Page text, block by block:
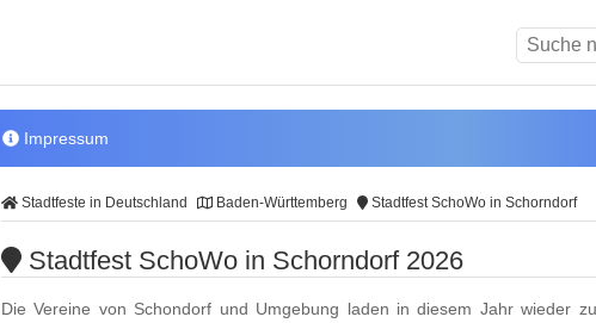
Impressum
Stadtfeste in Deutschland Baden-Württemberg Stadtfest SchoWo in Schorndorf
Stadtfest SchoWo in Schorndorf 2026
Die Vereine von Schondorf und Umgebung laden in diesem Jahr wieder